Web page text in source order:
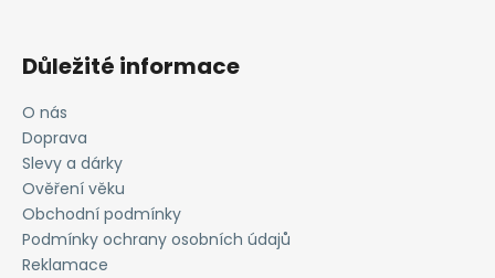
Důležité informace
O nás
Doprava
Slevy a dárky
Ověření věku
Obchodní podmínky
Podmínky ochrany osobních údajů
Reklamace